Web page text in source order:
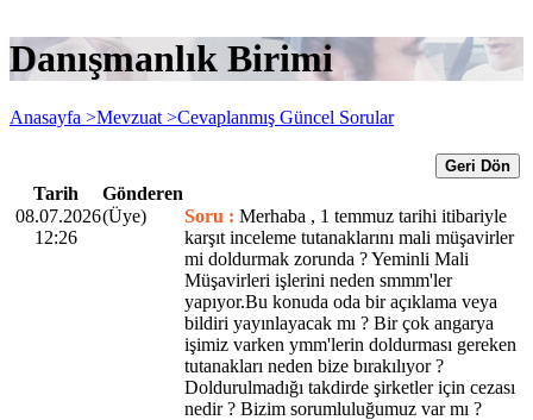
Danışmanlık Birimi
Anasayfa >Mevzuat >Cevaplanmış Güncel Sorular
Geri Dön
Tarih
Gönderen
08.07.2026
12:26
(Üye) Soru : Merhaba , 1 temmuz tarihi itibariyle
karşıt inceleme tutanaklarını mali müşavirler
mi doldurmak zorunda ? Yeminli Mali
Müşavirleri işlerini neden smmm'ler
yapıyor.Bu konuda oda bir açıklama veya
bildiri yayınlayacak mı ? Bir çok angarya
işimiz varken ymm'lerin doldurması gereken
tutanakları neden bize bırakılıyor ?
Doldurulmadığı takdirde şirketler için cezası
nedir ? Bizim sorumluluğumuz var mı ?